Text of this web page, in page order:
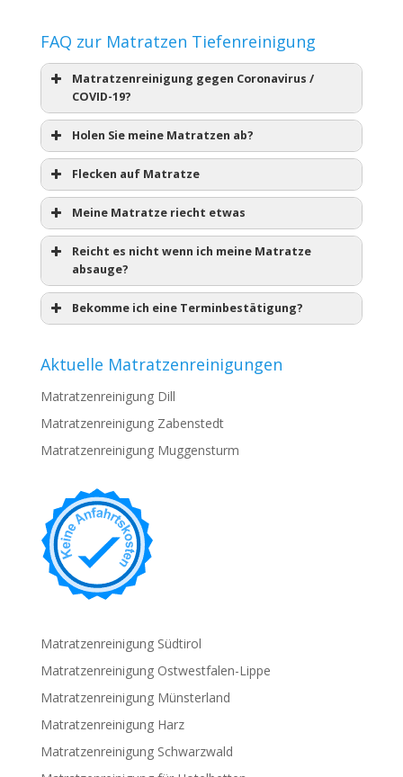
FAQ zur Matratzen Tiefenreinigung
Matratzenreinigung gegen Coronavirus /
COVID-19?
Holen Sie meine Matratzen ab?
Flecken auf Matratze
Meine Matratze riecht etwas
Reicht es nicht wenn ich meine Matratze
absauge?
Bekomme ich eine Terminbestätigung?
Aktuelle Matratzenreinigungen
Matratzenreinigung Dill
Matratzenreinigung Zabenstedt
Matratzenreinigung Muggensturm
Matratzenreinigung Südtirol
Matratzenreinigung Ostwestfalen-Lippe
Matratzenreinigung Münsterland
Matratzenreinigung Harz
Matratzenreinigung Schwarzwald